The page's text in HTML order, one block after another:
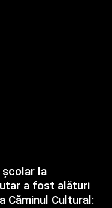
la
a fost alături
Căminul Cultural: